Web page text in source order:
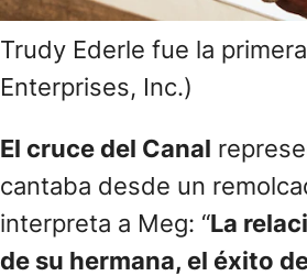
Trudy Ederle fue la
Enterprises, Inc.)
El cruce del Canal
cantaba desde un
interpreta a Meg: “La
de su hermana, el éxito